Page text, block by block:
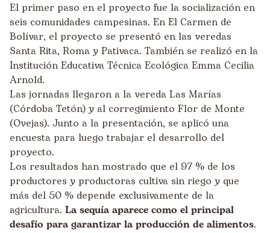
El primer paso en el proyecto fue la socialización en
seis comunidades campesinas. En El Carmen de
Bolívar, el proyecto se presentó en las veredas
Santa Rita, Roma y Pativaca. También se realizó en la
Institución Educativa Técnica Ecológica Emma Cecilia
Arnold.
Las jornadas llegaron a la vereda Las Marías
(Córdoba Tetón) y al corregimiento Flor de Monte
(Ovejas). Junto a la presentación, se aplicó una
encuesta para luego trabajar el desarrollo del
proyecto.
Los resultados han mostrado que el 97 % de los
productores y productoras cultiva sin riego y que
más del 50 % depende exclusivamente de la
agricultura. La sequía aparece como el principal
desafío para garantizar la producción de alimentos.